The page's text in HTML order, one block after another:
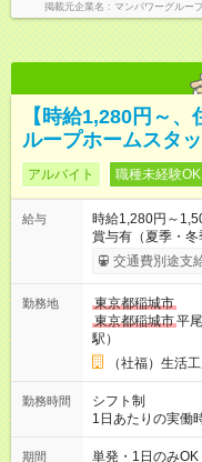
掲載元企業名 マンパワーグルー
【時給1,280円～
ループホームスタ
アルバイト 職種未経験OK
給与
時給1,280円～
賞与有（夏季・冬季） 【試用期間】試用期間あり 試
さ：3ヶ月 雇用
交通費別途支
勤務地
東京都稲城市
東京都稲城市平
駅）
（社福）生活
勤務時間
シフト制
1日あたりの実働
30 の間で1日3時
日等応相談） 【勤務例】 6：30～9：30 15：30～21：30 9：00
期間 単発・1日のみOK